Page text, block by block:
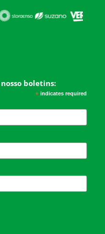
boletins:
*indicates required